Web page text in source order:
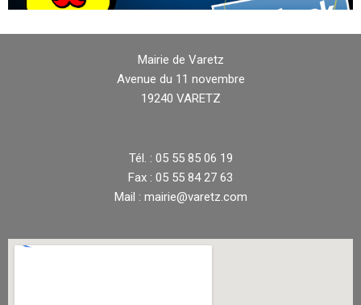
Mairie de Varetz
Avenue du 11 novembre
19240 VARETZ
Tél. : 05 55 85 06 19
Fax : 05 55 84 27 63
Mail : mairie@varetz.com